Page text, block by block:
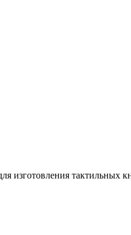
изготовления